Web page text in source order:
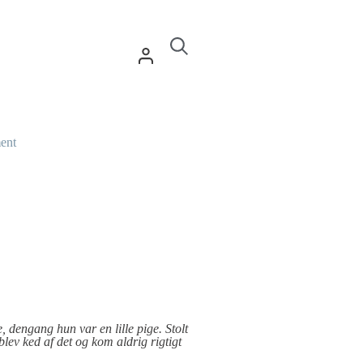
dengang hun var en lille pige. Stolt
ked af det og kom aldrig rigtigt